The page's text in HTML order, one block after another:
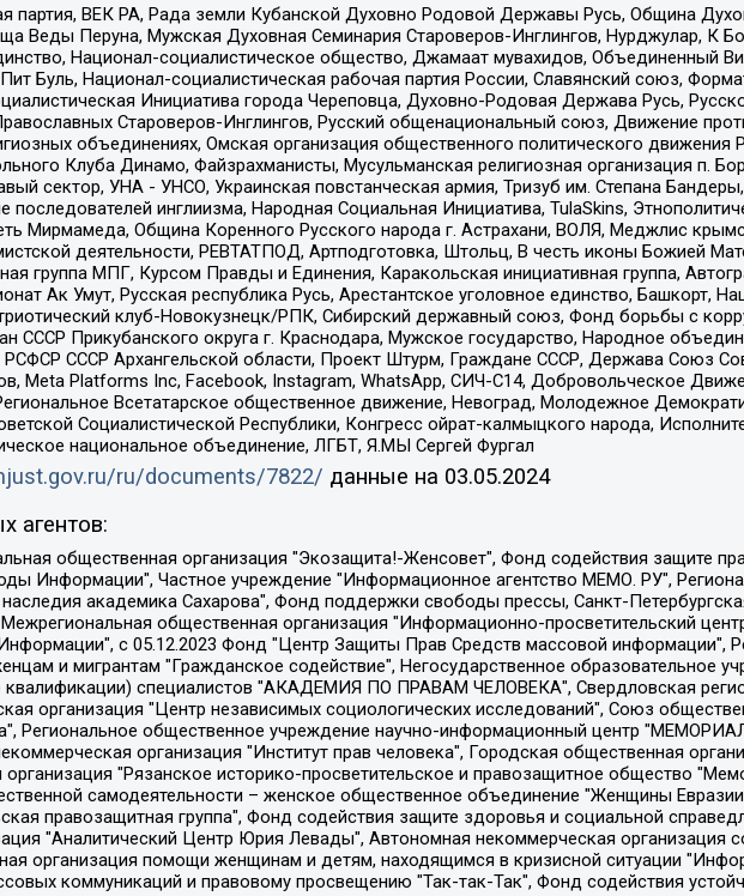
партия, ВЕК РА, Рада земли Кубанской Духовно Родовой Державы Русь, Община
Веды Перуна, Мужская Духовная Семинария Староверов-Инглингов, Нурджулар, К
Национал-социалистическое общество, Джамаат мувахидов, Объединенный
Буль, Национал-социалистическая рабочая партия России, Славянский союз,
Инициатива города Череповца, Духовно-Родовая Держава Русь,
Староверов-Инглингов, Русский общенациональный союз, Движение
объединениях, Омская организация общественного политического движения
Клуба Динамо, Файзрахманисты, Мусульманская религиозная организация п.
сектор, УНА - УНСО, Украинская повстанческая армия, Тризуб им. Степана
последователей инглиизма, Народная Социальная Инициатива, TulaSkins,
Мирмамеда, Община Коренного Русского народа г. Астрахани, ВОЛЯ, Меджлис
деятельности, РЕВТАТПОД, Артподготовка, Штольц, В честь иконы Божией
группа МПГ, Курсом Правды и Единения, Каракольская инициативная группа,
Ак Умут, Русская республика Русь, Арестантское уголовное единство, Башкорт,
клуб-Новокузнецк/РПК, Сибирский державный союз, Фонд борьбы с
СССР Прикубанского округа г. Краснодара, Мужское государство, Народное
СССР Архангельской области, Проект Штурм, Граждане СССР, Держава Союз
Meta Platforms Inc, Facebook, Instagram, WhatsApp, СИЧ-С14, Добровольческое
Всетатарское общественное движение, Невоград, Молодежное
Социалистической Республики, Конгресс ойрат-калмыцкого народа,
национальное объединение, ЛГБТ, Я.МЫ Сергей Фургал
ru/documents/7822/ данные на 03.05.2024
агентов:
(Рязанский Мемориал), Челябинский региональный орган общественной самодеятельности – женское общественное объединение "Женщины Евразии", Челябинский региональный орган общественной самодеятельности "Уральская правозащитная группа", Фонд содействия защите здоровья и социальной справедливости имени Андрея Рылькова, Автономная Некоммерческая Организация "Аналитический Центр Юрия Левады", Автономная некоммерческая организация социальной поддержки населения "Проект Апрель", Региональная общественная организация помощи женщинам и детям, находящимся в кризисной ситуации "Информационно-методический центр "Анна", Фонд содействия развитию массовых коммуникаций и правовому просвещению "Так-так-Так", Фонд содействия устойчивому развитию "Серебряная тайга", Свердловский региональный общественный фонд социальных проектов "Новое время", "Idel.Реалии", Кавказ.Реалии, Крым.Реалии, Телеканал Настоящее Время, Татаро-башкирская служба Радио Свобода (Azatliq Radiosi), Радио Свободная Европа/Радио Свобода (PCE/PC), "Сибирь.Реалии", "Фактограф", Благотворительный фонд помощи осужденным и их семьям, Автономная некоммерческая организация "Институт глобализации и социальных движений", Фонд "В защиту прав заключенных", Частное учреждение "Центр поддержки и содействия развитию средств массовой информации", Пензенский региональный общественный благотворительный фонд "Гражданский союз", "Север.Реалии", Некоммерческая организация Фонд "Правовая инициатива", Общество с ограниченной ответственностью "Радио Свободная Европа/Радио Свобода", Чешское информационное агентство "MEDIUM-ORIENT", Красноярская региональная общественная организация "Мы против СПИДа", Камалягин Денис Николаевич, Маркелов Сергей Евгеньевич, Пономарев Лев Александрович, Савицкая Людмила Алексеевна, Автономная некоммерческая организация "Центр по работе с проблемой насилия "НАСИЛИЮ.НЕТ", Межрегиональный профессиональный союз работников здравоохранения "Альянс врачей", Юридическое лицо, зарегистрированное в Латвийской Республике, SIA "Medusa Project" (регистрационный номер 40103797863, дата регистрации 10.06.2014), Некоммерческая организация "Фонд по борьбе с коррупцией", Автономная некоммерческая организация "Институт права и публичной политики", Баданин Роман Сергеевич, Гликин Максим Александрович, Железнова Мария Михайловна, Лукьянова Юлия Сергеевна, Маетная Елизавета Витальевна, Маняхин Петр Борисович, Чуракова Ольга Владимировна, Ярош Юлия Петровна, Юридическое лицо "The Insider SIA", зарегистрированное в Риге, Латвийская Республика (дата регистрации 26.06.2015), являющееся администратором доменного имени интернет-издания "The Insider SIA", https://theins.ru, Постернак Алексей Евгеньевич, Рубин Михаил Аркадьевич, Анин Роман Александрович, Юридическое лицо Istories fonds, зарегистрированное в Латвийской Республике (регистрационный номер 50008295751, дата регистрации 24.02.2020), Великовский Дмитрий Александрович, Долинина Ирина Николаевна, Мароховская Алеся Алексеевна, Шлейнов Роман Юрьевич, Шмагун Олеся Валентиновна, Общество с ограниченной ответственностью "Альтаир 2021", Общество с ограниченной ответственностью "Вега 2021", Общество с ограниченной ответственностью "Главный редактор 2021", Общество с ограниченной ответственностью "Ромашки монолит", Важенков Артем Валерьевич, Ивановская областная общественная организация "Центр гендерных исследований", Гурман Юрий Альбертович, Медиапроект "ОВД-Инфо", Егоров Владимир Владимирович, Жилинский Владимир Александрович, Общество с ограниченной ответственностью "ЗП", Иванова София Юрьевна, Карезина Инна Павловна, Кильтау Екатерина Викторовна, Петров Алексей Викторович, Пискунов Сергей Евгеньевич, Смирнов Сергей Сергеевич, Тихонов Михаил Сергеевич, Общество с ограниченной ответственностью "ЖУРНАЛИСТ-ИНОСТРАННЫЙ АГЕНТ", Арапова Галина Юрьевна, Вольтская Татьяна Анатольевна, Американская компания "Mason G.E.S. Anonymous Foundation" (США), являющаяся владельцем интернет-издания https://mnews.world/, Компания "Stichting Bellingcat", зарегистрированная в Нидерландах (дата регистрации 11.07.2018), Захаров Андрей Вячеславович, Клепиковская Екатерина Дмитриевна, Общество с ограниченной ответственностью "МЕМО", Перл Роман Александрович, Симонов Евгений Алексеевич, Соловьева Елена Анатольевна, Сотников Даниил Владимирович, Сурначева Елизавета Дмитриевна, Автономная некоммерческая организация по защите прав человека и информированию населения "Якутия – Наше Мнение", Общество с ограниченной ответственностью "Москоу диджитал медиа", с 26.01.2023 Общество с ограниченной ответственностью "Чайка Белые сады", Ветошкина Валерия Валерьевна, Заговора Максим Александрович, Межрегиональное общественное движение "Российская ЛГБТ - сеть", Оленичев Максим Владимирович, Павлов Иван Юрьевич, Скворцова Елена Сергеевна, Общество с ограниченной ответственностью "Как бы инагент", Кочетков Игорь Викторович, Общество с ограниченной ответственностью "Честные выборы", Еланчик Олег Александрович, Общество с ограниченной ответственностью "Нобелевский призыв", Гималова Регина Эмилевна, Григорьев Андрей Валерьевич, Григорьева Алина Александровна, Ассоциация по содействию защите прав призывников, альтернативнослужащих и военнослужащих "Правозащитная